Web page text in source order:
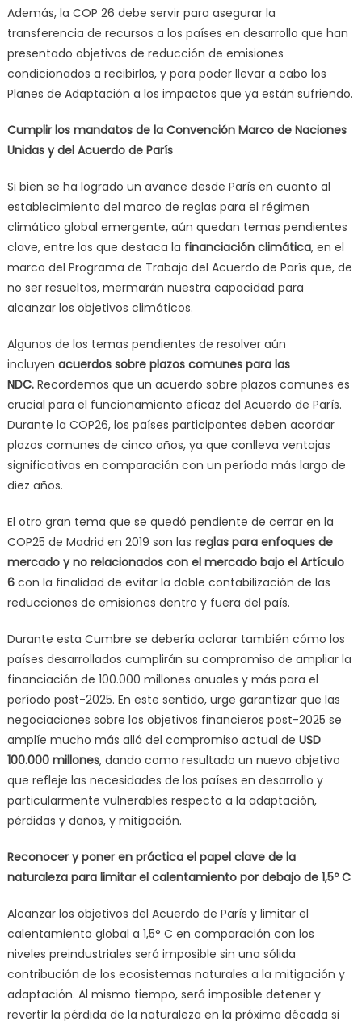
Además, la COP 26 debe servir para asegurar la
transferencia de recursos a los países en desarrollo que han
presentado objetivos de reducción de emisiones
condicionados a recibirlos, y para poder llevar a cabo los
Planes de Adaptación a los impactos que ya están sufriendo.
Cumplir los mandatos de la Convención Marco de Naciones
Unidas y del Acuerdo de París
Si bien se ha logrado un avance desde París en cuanto al
establecimiento del marco de reglas para el régimen
climático global emergente, aún quedan temas pendientes
clave, entre los que destaca la financiación climática, en el
marco del Programa de Trabajo del Acuerdo de París que, de
no ser resueltos, mermarán nuestra capacidad para
alcanzar los objetivos climáticos.
Algunos de los temas pendientes de resolver aún
incluyen acuerdos sobre plazos comunes para las
NDC. Recordemos que un acuerdo sobre plazos comunes es
crucial para el funcionamiento eficaz del Acuerdo de París.
Durante la COP26, los países participantes deben acordar
plazos comunes de cinco años, ya que conlleva ventajas
significativas en comparación con un período más largo de
diez años.
El otro gran tema que se quedó pendiente de cerrar en la
COP25 de Madrid en 2019 son las reglas para enfoques de
mercado y no relacionados con el mercado bajo el Artículo
6 con la finalidad de evitar la doble contabilización de las
reducciones de emisiones dentro y fuera del país.
Durante esta Cumbre se debería aclarar también cómo los
países desarrollados cumplirán su compromiso de ampliar la
financiación de 100.000 millones anuales y más para el
período post-2025. En este sentido, urge garantizar que las
negociaciones sobre los objetivos financieros post-2025 se
amplíe mucho más allá del compromiso actual de USD
100.000 millones, dando como resultado un nuevo objetivo
que refleje las necesidades de los países en desarrollo y
particularmente vulnerables respecto a la adaptación,
pérdidas y daños, y mitigación.
Reconocer y poner en práctica el papel clave de la
naturaleza para limitar el calentamiento por debajo de 1,5º C
Alcanzar los objetivos del Acuerdo de París y limitar el
calentamiento global a 1,5° C en comparación con los
niveles preindustriales será imposible sin una sólida
contribución de los ecosistemas naturales a la mitigación y
adaptación. Al mismo tiempo, será imposible detener y
revertir la pérdida de la naturaleza en la próxima década si